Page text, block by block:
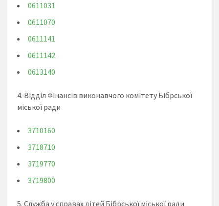
0611031
0611070
0611141
0611142
0613140
4. Відділ Фінансів виконавчого комітету Бібрської
міської ради
3710160
3718710
3719770
3719800
5. Служба у справах дітей Бібрської міської ради